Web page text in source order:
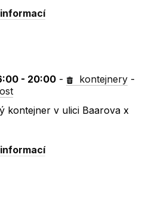
- 20:00 - kontejnery -
kontejner v ulici Baarova x